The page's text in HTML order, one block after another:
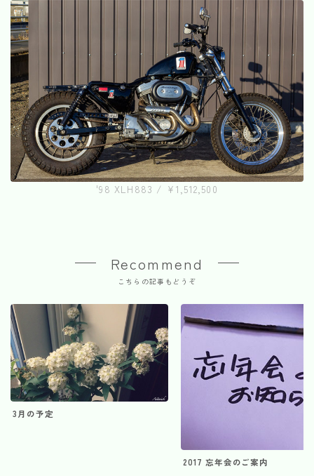
'98 XLH883 / ¥1,512,500
Recommend
こちらの記事もどうぞ
3月の予定
2017 忘年会のご案内